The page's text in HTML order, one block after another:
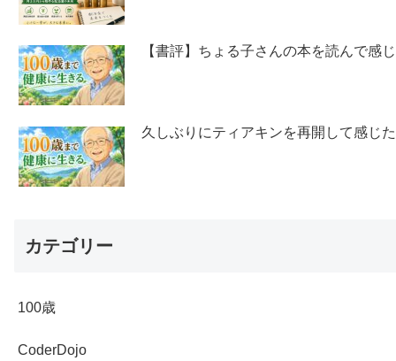
【書評】ちょる子さんの本を読んで感
久しぶりにティアキンを再開して感じ
カテゴリー
100歳
CoderDojo